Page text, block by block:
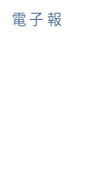
電子報